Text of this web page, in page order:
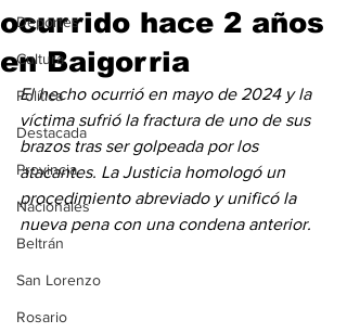
Deportes
Cultura
Política
Destacada
Provincia
Nacionales
Beltrán
San Lorenzo
Rosario
ocurrido hace 2 años
en Baigorria
El hecho ocurrió en mayo de 2024 y la
víctima sufrió la fractura de uno de sus
brazos tras ser golpeada por los
atacantes. La Justicia homologó un
procedimiento abreviado y unificó la
nueva pena con una condena anterior.